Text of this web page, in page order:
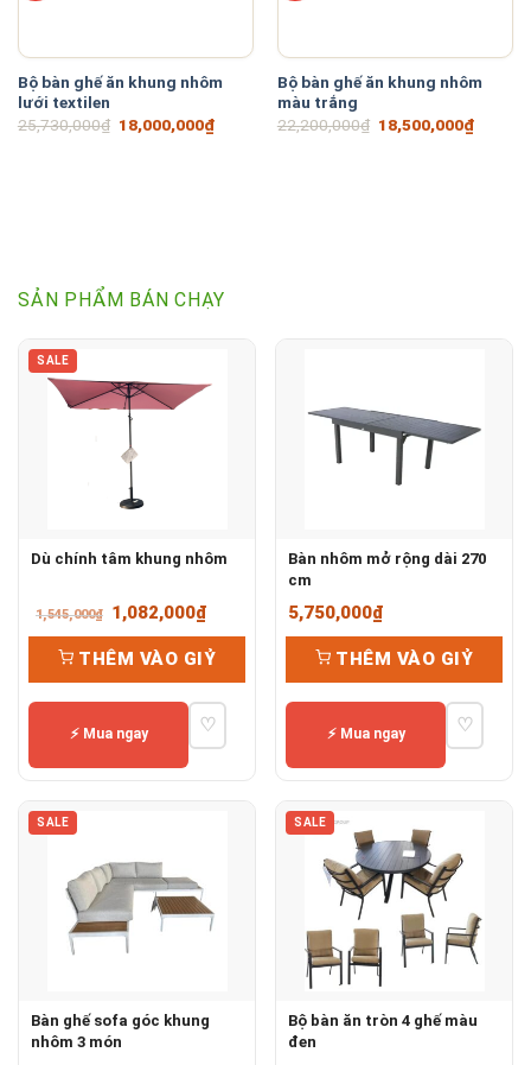
Bộ bàn ghế ăn khung nhôm
lưới textilen
25,730,000₫ Giá
gốc
18,000,000₫Giá
hiện
Bộ bàn ghế ăn khung nhôm
màu trắng
22,200,000₫ Giá
gốc
18,500,000₫Giá
hiện
SẢN PHẨM BÁN CHẠY
SALE
Dù chính tâm khung nhôm
1,545,000₫
Giá
gốc
là:
1,545,000₫.
1,082,000₫Giá
hiện
tại
là:
1,082,000₫.
THÊM VÀO GIỶ
⚡ Mua ngay ♡
Bàn nhôm mở rộng dài 270
cm
5,750,000₫
THÊM VÀO GIỶ
⚡ Mua ngay ♡
SALE
Bàn ghế sofa góc khung
nhôm 3 món
SALE
Bộ bàn ăn tròn 4 ghế màu
đen